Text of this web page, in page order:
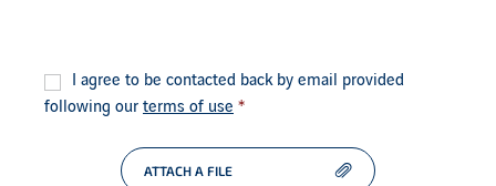
Persetujuan *
I agree to be contacted back by email provided
following our terms of use *
ATTACH A FILE